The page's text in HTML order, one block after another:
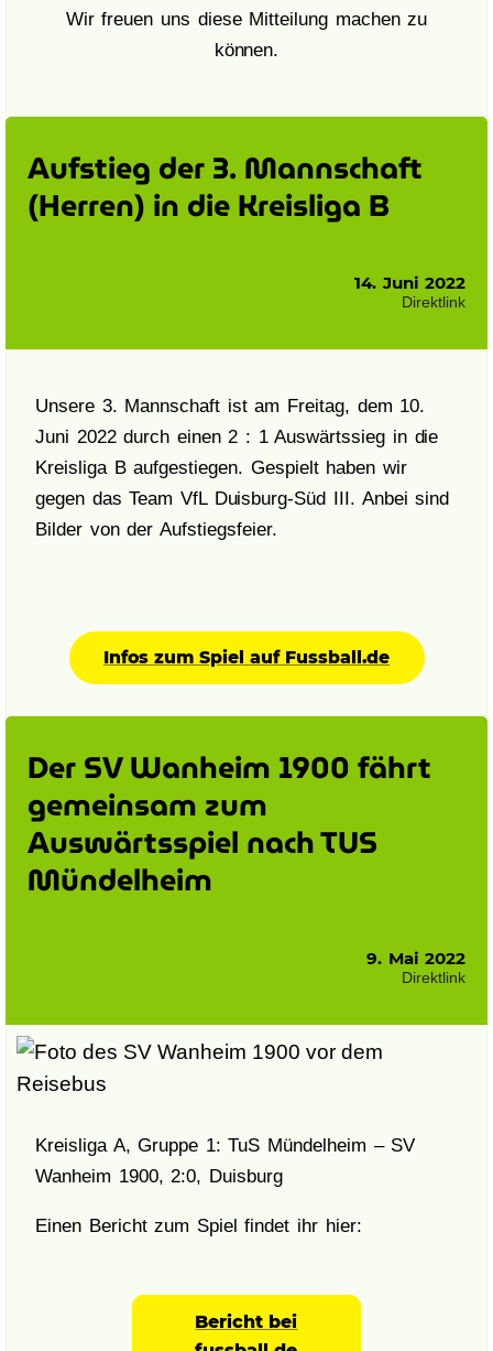
Wir freuen uns diese Mitteilung machen zu
können.
Aufstieg der 3. Mannschaft
(Herren) in die Kreisliga B
14. Juni 2022
Direktlink
Unsere 3. Mannschaft ist am Freitag, dem 10.
Juni 2022 durch einen 2 : 1 Auswärtssieg in die
Kreisliga B aufgestiegen. Gespielt haben wir
gegen das Team VfL Duisburg-Süd III. Anbei sind
Bilder von der Aufstiegsfeier.
Infos zum Spiel auf Fussball.de
Der SV Wanheim 1900 fährt
gemeinsam zum
Auswärtsspiel nach TUS
Mündelheim
9. Mai 2022
Direktlink
Kreisliga A, Gruppe 1: TuS Mündelheim – SV
Wanheim 1900, 2:0, Duisburg
Einen Bericht zum Spiel findet ihr hier:
Bericht bei